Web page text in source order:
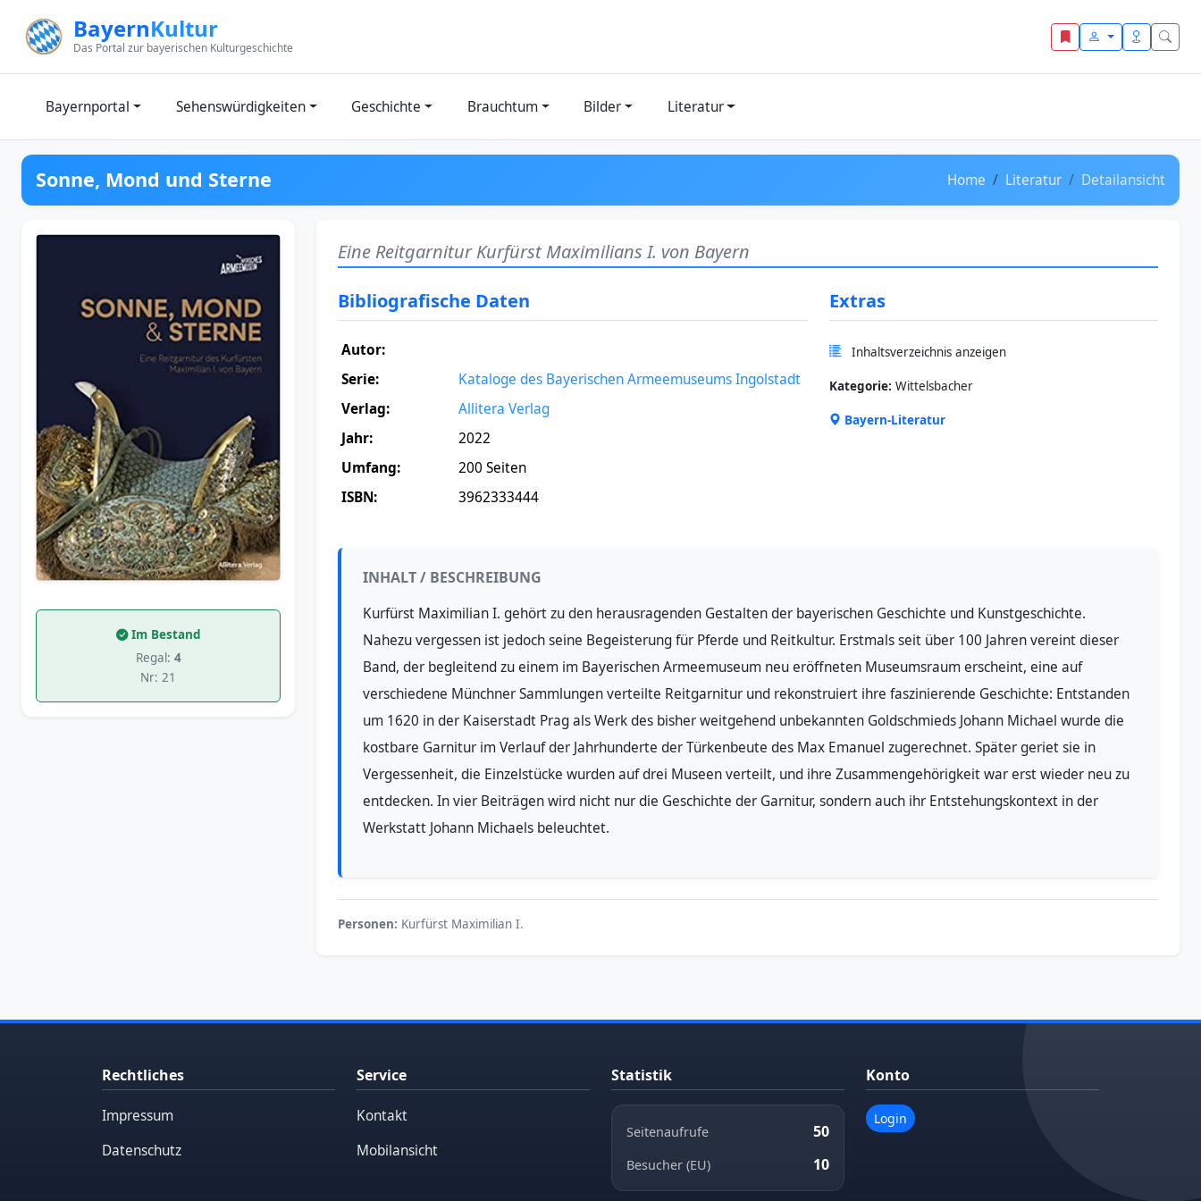
BayernKultur
Das Portal zur bayerischen Kulturgeschichte
Bayernportal Sehenswürdigkeiten Geschichte Brauchtum Bilder Literatur
Sonne, Mond und Sterne Home Literatur Detailansicht
Im Bestand
Regal: 4
Nr: 21
Eine Reitgarnitur Kurfürst Maximilians I. von Bayern
Bibliografische Daten
Autor:
Serie:
Kataloge des Bayerischen Armeemuseums Ingolstadt
Verlag:
Allitera Verlag
Jahr:
2022
Umfang:
200 Seiten
ISBN:
3962333444
Extras
Inhaltsverzeichnis anzeigen
Kategorie: Wittelsbacher
Bayern-Literatur
INHALT / BESCHREIBUNG
Kurfürst Maximilian I. gehört zu den herausragenden Gestalten der bayerischen Geschichte und Kunstgeschichte.
Nahezu vergessen ist jedoch seine Begeisterung für Pferde und Reitkultur. Erstmals seit über 100 Jahren vereint dieser
Band, der begleitend zu einem im Bayerischen Armeemuseum neu eröffneten Museumsraum erscheint, eine auf
verschiedene Münchner Sammlungen verteilte Reitgarnitur und rekonstruiert ihre faszinierende Geschichte: Entstanden
um 1620 in der Kaiserstadt Prag als Werk des bisher weitgehend unbekannten Goldschmieds Johann Michael wurde die
kostbare Garnitur im Verlauf der Jahrhunderte der Türkenbeute des Max Emanuel zugerechnet. Später geriet sie in
Vergessenheit, die Einzelstücke wurden auf drei Museen verteilt, und ihre Zusammengehörigkeit war erst wieder neu zu
entdecken. In vier Beiträgen wird nicht nur die Geschichte der Garnitur, sondern auch ihr Entstehungskontext in der
Werkstatt Johann Michaels beleuchtet.
Personen: Kurfürst Maximilian I.
Rechtliches
Impressum
Datenschutz
Service
Kontakt
Mobilansicht
Statistik
Seitenaufrufe 50
Besucher (EU) 10
Konto
Login